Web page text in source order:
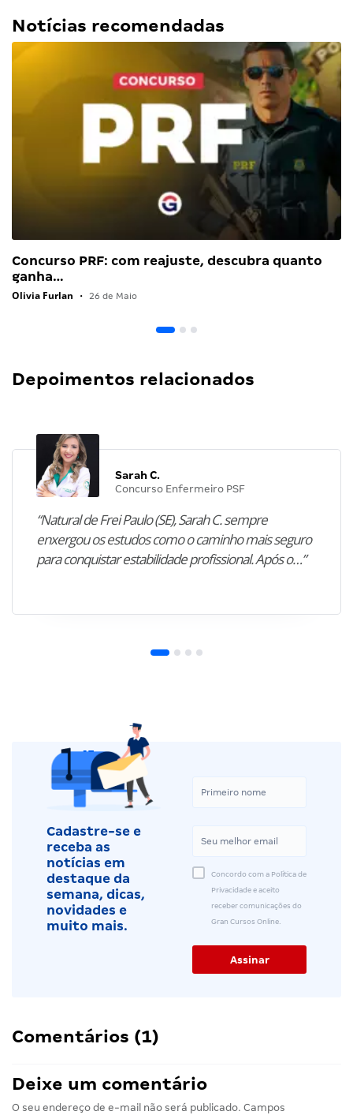
Notícias recomendadas
Concurso PRF: com reajuste, descubra quanto
ganha…
Olivia Furlan • 26 de Maio
Depoimentos relacionados
Sarah C.
Concurso Enfermeiro PSF
“Natural de Frei Paulo (SE), Sarah C. sempre
enxergou os estudos como o caminho mais seguro
para conquistar estabilidade profissional. Após o…”
Cadastre-se e
receba as
notícias em
destaque da
semana, dicas,
novidades e
muito mais.
Concordo com a Política de
Privacidade e aceito
receber comunicações do
Gran Cursos Online.
Comentários (1)
Deixe um comentário
O seu endereço de e-mail não será publicado. Campos